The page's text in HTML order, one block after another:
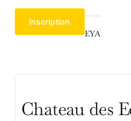
Inscription
EYA
Chateau des